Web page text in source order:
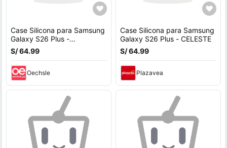
Case Silicona para Samsung
Galaxy S26 Plus -
Aguamarina
S/ 64.99
Oechsle
Case Silicona para Samsung
Galaxy S26 Plus - CELESTE
S/ 64.99
Plazavea